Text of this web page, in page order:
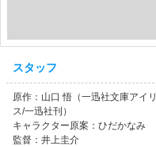
スタッフ
原作：山口 悟（一迅社文庫アイリ
ス/一迅社刊）
キャラクター原案：ひだかなみ
監督：井上圭介